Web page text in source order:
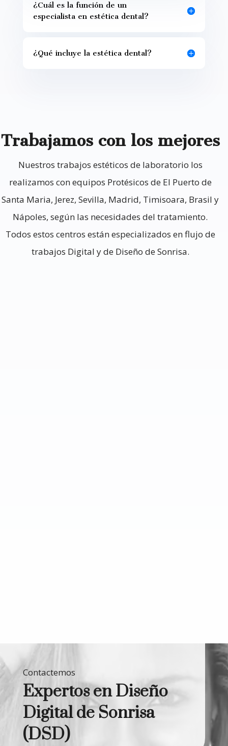
¿Cuál es la función de un
especialista en estética dental?
¿Qué incluye la estética dental?
Trabajamos con los mejores
Nuestros trabajos estéticos de laboratorio los
realizamos con equipos Protésicos de El Puerto de
Santa Maria, Jerez, Sevilla, Madrid, Timisoara, Brasil y
Nápoles, según las necesidades del tratamiento.
Todos estos centros están especializados en flujo de
trabajos Digital y de Diseño de Sonrisa.
Contactemos
Expertos en Diseño
Digital de Sonrisa
(DSD)